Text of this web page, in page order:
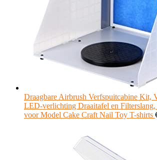
Draagbare Airbrush Verfspuitcabine Kit,
LED-verlichting Draaitafel en
voor Model Cake Craft Nail Toy T-shirts